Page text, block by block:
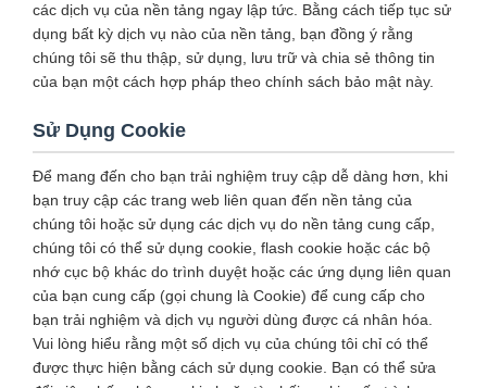
các dịch vụ của nền tảng ngay lập tức. Bằng cách tiếp tục sử
dụng bất kỳ dịch vụ nào của nền tảng, bạn đồng ý rằng
chúng tôi sẽ thu thập, sử dụng, lưu trữ và chia sẻ thông tin
của bạn một cách hợp pháp theo chính sách bảo mật này.
Sử Dụng Cookie
Để mang đến cho bạn trải nghiệm truy cập dễ dàng hơn, khi
bạn truy cập các trang web liên quan đến nền tảng của
chúng tôi hoặc sử dụng các dịch vụ do nền tảng cung cấp,
chúng tôi có thể sử dụng cookie, flash cookie hoặc các bộ
nhớ cục bộ khác do trình duyệt hoặc các ứng dụng liên quan
của bạn cung cấp (gọi chung là Cookie) để cung cấp cho
bạn trải nghiệm và dịch vụ người dùng được cá nhân hóa.
Vui lòng hiểu rằng một số dịch vụ của chúng tôi chỉ có thể
được thực hiện bằng cách sử dụng cookie. Bạn có thể sửa